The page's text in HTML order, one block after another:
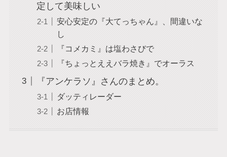
定して美味しい
安心安定の『大てっちゃん』、間違いな
し
『コメカミ』は塩わさびで
『ちょっとええバラ焼き』でオーラス
『アンケラソ』さんのまとめ。
ダッティレーダー
お店情報